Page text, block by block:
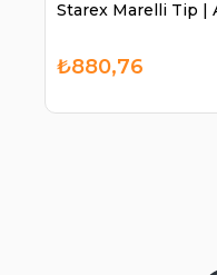
Starex Marelli Tip |
₺880,76